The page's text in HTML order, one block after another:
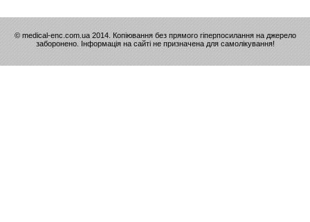
© medical-enc.com.ua 2014. Копіювання без прямого гіперпосилання на джерело
заборонено. Інформація на сайті не призначена для самолікування!